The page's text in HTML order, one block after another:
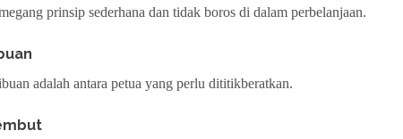
prinsip sederhana dan tidak boros di dalam perbelanjaan.
adalah antara petua yang perlu dititikberatkan.